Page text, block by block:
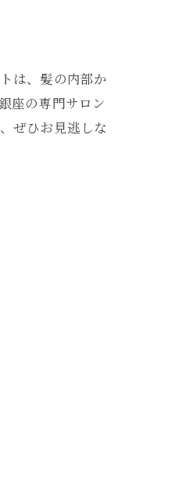
は、髪の内部か
座の専門サロン
ぜひお見逃しな